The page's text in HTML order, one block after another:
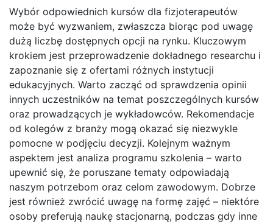
Wybór odpowiednich kursów dla fizjoterapeutów
może być wyzwaniem, zwłaszcza biorąc pod uwagę
dużą liczbę dostępnych opcji na rynku. Kluczowym
krokiem jest przeprowadzenie dokładnego researchu i
zapoznanie się z ofertami różnych instytucji
edukacyjnych. Warto zacząć od sprawdzenia opinii
innych uczestników na temat poszczególnych kursów
oraz prowadzących je wykładowców. Rekomendacje
od kolegów z branży mogą okazać się niezwykle
pomocne w podjęciu decyzji. Kolejnym ważnym
aspektem jest analiza programu szkolenia – warto
upewnić się, że poruszane tematy odpowiadają
naszym potrzebom oraz celom zawodowym. Dobrze
jest również zwrócić uwagę na formę zajęć – niektóre
osoby preferują naukę stacjonarną, podczas gdy inne